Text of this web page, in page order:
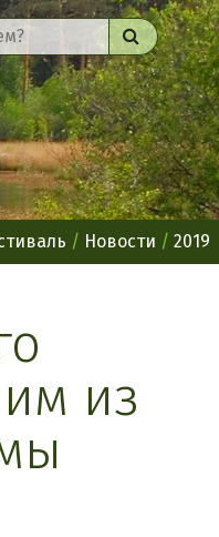
Найти
Новости 2019
из